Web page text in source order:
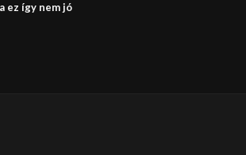
ez így nem jó